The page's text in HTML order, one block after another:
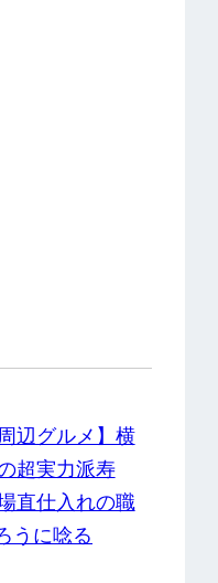
辺グルメ】横
超実力派寿
直仕入れの職
うに唸る